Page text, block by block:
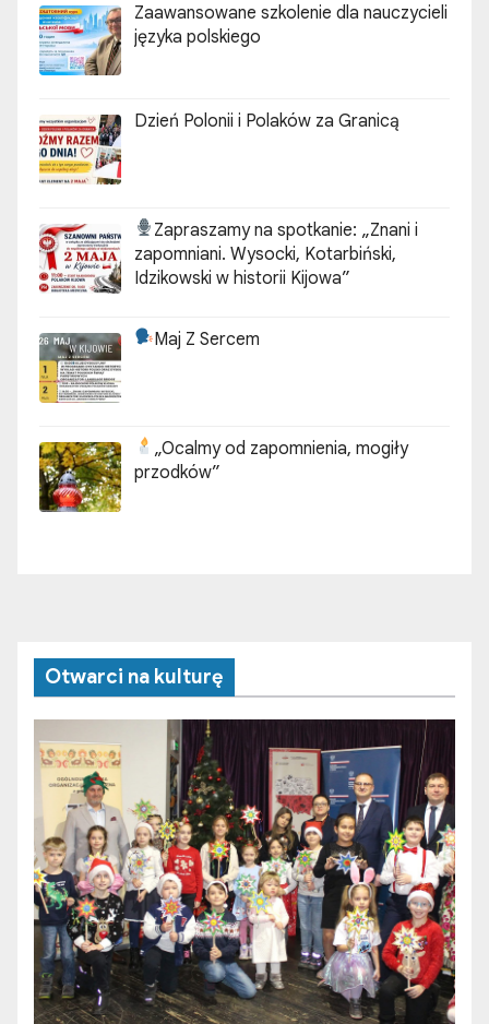
Zaawansowane szkolenie dla nauczycieli
języka polskiego
Dzień Polonii i Polaków za Granicą
Zapraszamy na spotkanie: „Znani i
zapomniani. Wysocki, Kotarbiński,
Idzikowski w historii Kijowa”
Maj Z Sercem
„Ocalmy od zapomnienia, mogiły
przodków”
Otwarci na kulturę